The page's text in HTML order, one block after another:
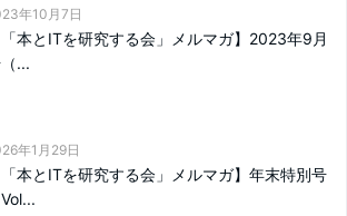
年10月7日
「本とITを研究する会」メルマガ】2023年9月
...
年1月29日
「本とITを研究する会」メルマガ】年末特別号
Vol...